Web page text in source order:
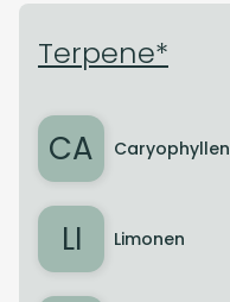
Terpene*
CA Caryophyllen
LI Limonen